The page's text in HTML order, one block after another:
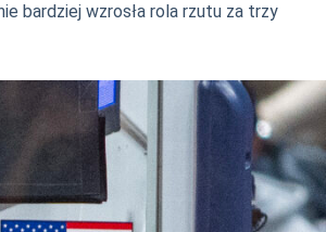
bardziej wzrosła rola rzutu za trzy